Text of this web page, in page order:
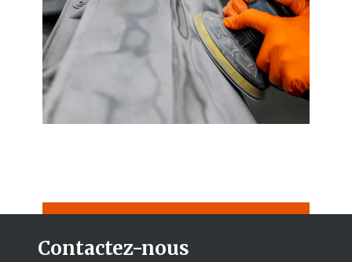
Contactez-nous